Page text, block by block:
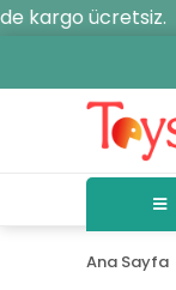
kargo ücretsiz.
Ana Sayfa